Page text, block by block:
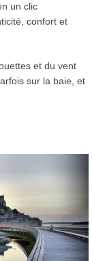
un clic
confort et
et du vent
sur la baie, et